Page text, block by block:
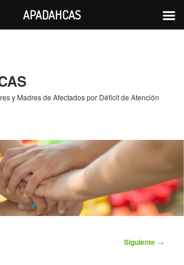
y Madres de Afectados por Déficit de Atención
Siguiente →
APADAHCAS